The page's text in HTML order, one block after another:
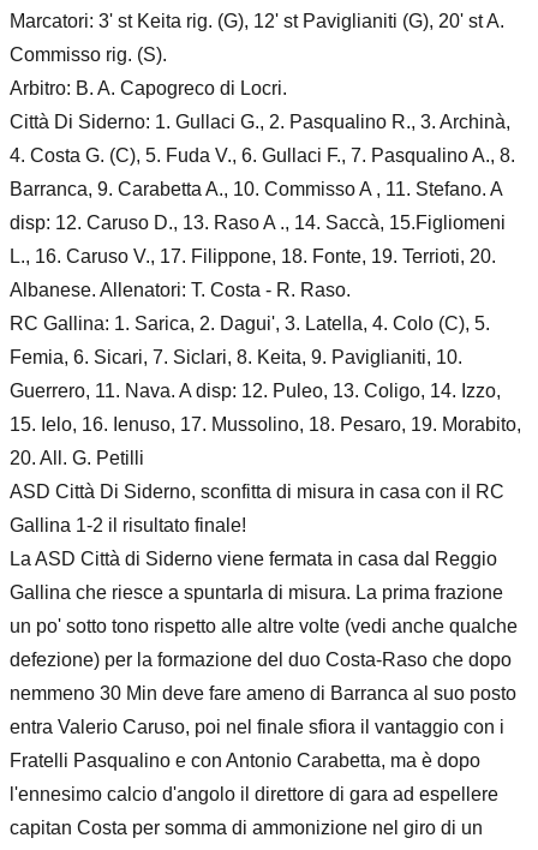
Marcatori: 3' st Keita rig. (G), 12' st Paviglianiti (G), 20' st A.
Commisso rig. (S).
Arbitro: B. A. Capogreco di Locri.
Città Di Siderno: 1. Gullaci G., 2. Pasqualino R., 3. Archinà,
4. Costa G. (C), 5. Fuda V., 6. Gullaci F., 7. Pasqualino A., 8.
Barranca, 9. Carabetta A., 10. Commisso A , 11. Stefano. A
disp: 12. Caruso D., 13. Raso A ., 14. Saccà, 15.Figliomeni
L., 16. Caruso V., 17. Filippone, 18. Fonte, 19. Terrioti, 20.
Albanese. Allenatori: T. Costa - R. Raso.
RC Gallina: 1. Sarica, 2. Dagui', 3. Latella, 4. Colo (C), 5.
Femia, 6. Sicari, 7. Siclari, 8. Keita, 9. Paviglianiti, 10.
Guerrero, 11. Nava. A disp: 12. Puleo, 13. Coligo, 14. Izzo,
15. Ielo, 16. Ienuso, 17. Mussolino, 18. Pesaro, 19. Morabito,
20. All. G. Petilli
ASD Città Di Siderno, sconfitta di misura in casa con il RC
Gallina 1-2 il risultato finale!
La ASD Città di Siderno viene fermata in casa dal Reggio
Gallina che riesce a spuntarla di misura. La prima frazione
un po' sotto tono rispetto alle altre volte (vedi anche qualche
defezione) per la formazione del duo Costa-Raso che dopo
nemmeno 30 Min deve fare ameno di Barranca al suo posto
entra Valerio Caruso, poi nel finale sfiora il vantaggio con i
Fratelli Pasqualino e con Antonio Carabetta, ma è dopo
l'ennesimo calcio d'angolo il direttore di gara ad espellere
capitan Costa per somma di ammonizione nel giro di un